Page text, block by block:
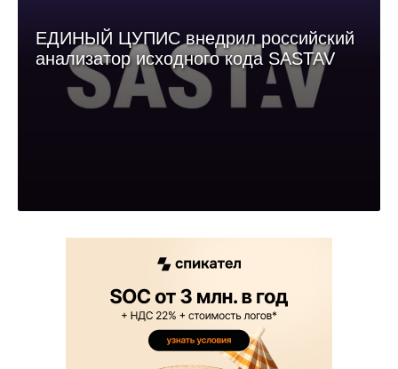
ЕДИНЫЙ ЦУПИС внедрил российский
анализатор исходного кода SASTAV